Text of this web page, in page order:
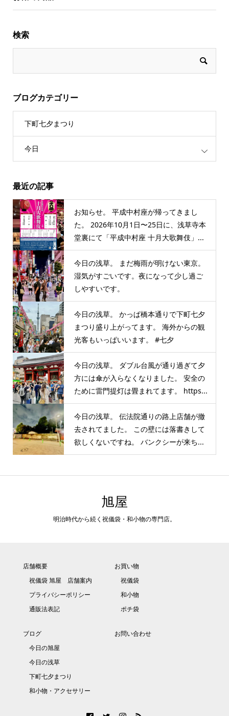
検索
ブログカテゴリー
下町七夕まつり
今日
最近の記事
お知らせ。 平成中村座が帰ってきまし
た。 2026年10月1日〜25日に、浅草寺本
堂裏にて「平成中村座 十月大歌舞伎」...
今日の浅草。 まだ梅雨が明けない東京。
湿気がすごいです。夜になって少し過ご
しやすいです。
今日の浅草。 かっぱ橋本通りで下町七夕
まつり盛り上がってます。 海外からの観
光客もいっぱいいます。 #七夕
今日の浅草。 ダブル台風が通り過ぎて夕
方には傘が入らなくなりました。 安全の
ために雷門提灯は畳まれてます。 https...
今日の浅草。 伝法院通りの路上店舗が撤
去されてました。 この壁には落書きして
欲しくないですね。 バンクシーが来ち...
旭屋
明治時代から続く祝儀袋・和小物の専門店。
店舗概要
祝儀袋 旭屋 店舗案内
プライバシーポリシー
通販法表記
お買い物
祝儀袋
和小物
ポチ袋
ブログ
今日の旭屋
今日の浅草
下町七夕まつり
和小物・アクセサリー
お問い合わせ